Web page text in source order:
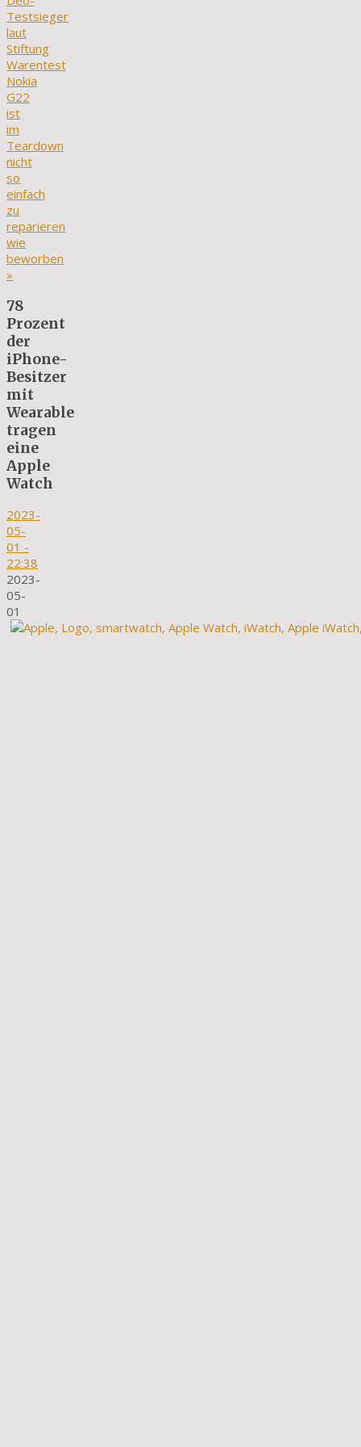
Testsieger
laut
Stiftung
Warentest
Nokia
G22
ist
im
Teardown
nicht
so
einfach
zu
reparieren
wie
beworben
»
78
Prozent
der
iPhone-
Besitzer
mit
Wearable
tragen
eine
Apple
Watch
2023-
05-
01 -
22:38
2023-
05-
01